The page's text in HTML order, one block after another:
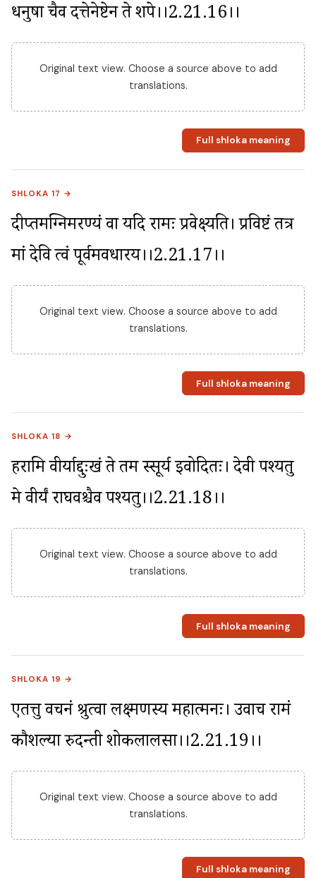
धनुषा चैव दत्तेनेष्टेन ते शपे।।2.21.16।।
Original text view. Choose a source above to add
translations.
Full shloka meaning
SHLOKA 17 →
दीप्तमग्निमरण्यं वा यदि रामः प्रवेक्ष्यति। प्रविष्टं तत्र
मां देवि त्वं पूर्वमवधारय।।2.21.17।।
Original text view. Choose a source above to add
translations.
Full shloka meaning
SHLOKA 18 →
हरामि वीर्याद्दुःखं ते तम स्सूर्य इवोदितः। देवी पश्यतु
मे वीर्यं राघवश्चैव पश्यतु।।2.21.18।।
Original text view. Choose a source above to add
translations.
Full shloka meaning
SHLOKA 19 →
एतत्तु वचनं श्रुत्वा लक्ष्मणस्य महात्मनः। उवाच रामं
कौशल्या रुदन्ती शोकलालसा।।2.21.19।।
Original text view. Choose a source above to add
translations.
Full shloka meaning